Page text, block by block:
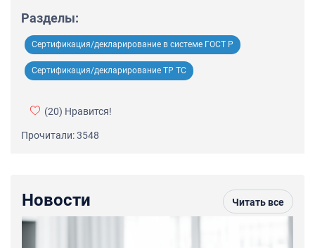
Разделы:
Сертификация/декларирование в системе ГОСТ Р
Сертификация/декларирование ТР ТС
(20) Нравится!
Прочитали: 3548
Новости Читать все